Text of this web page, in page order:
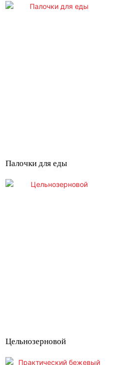
Палочки для еды
Цельнозерновой